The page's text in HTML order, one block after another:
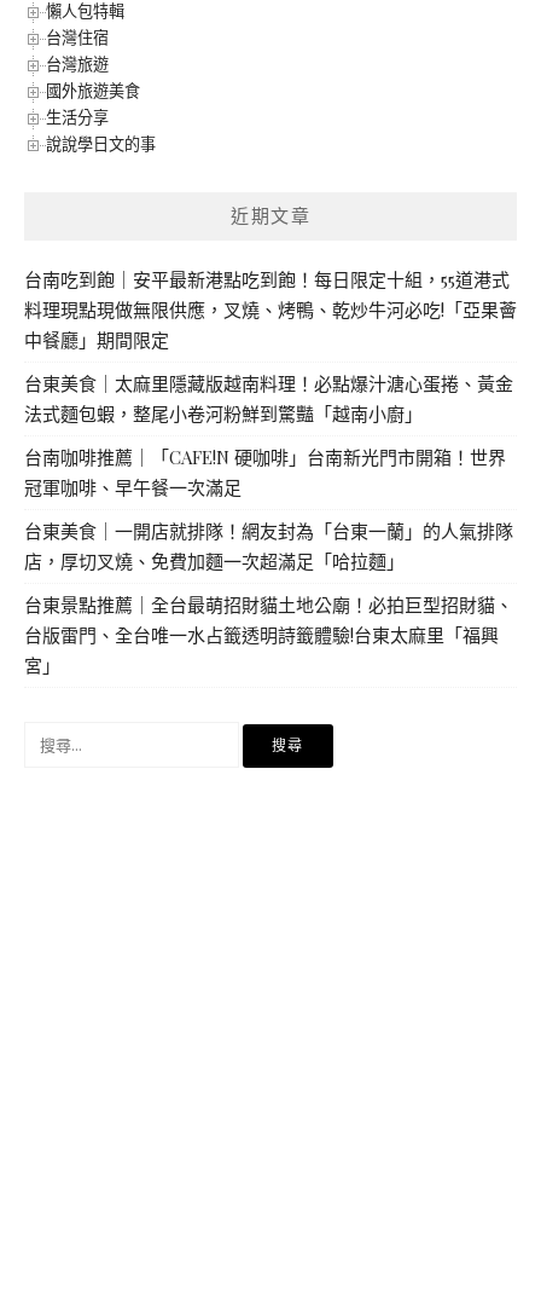
懶人包特輯
台灣住宿
台灣旅遊
國外旅遊美食
生活分享
說說學日文的事
近期文章
台南吃到飽｜安平最新港點吃到飽！每日限定十組，55道港式
料理現點現做無限供應，叉燒、烤鴨、乾炒牛河必吃!「亞果薈
中餐廳」期間限定
台東美食｜太麻里隱藏版越南料理！必點爆汁溏心蛋捲、黃金
法式麵包蝦，整尾小卷河粉鮮到驚豔「越南小廚」
台南咖啡推薦｜「CAFE!N 硬咖啡」台南新光門市開箱！世界
冠軍咖啡、早午餐一次滿足
台東美食｜一開店就排隊！網友封為「台東一蘭」的人氣排隊
店，厚切叉燒、免費加麵一次超滿足「哈拉麵」
台東景點推薦｜全台最萌招財貓土地公廟！必拍巨型招財貓、
台版雷門、全台唯一水占籤透明詩籤體驗!台東太麻里「福興
宮」